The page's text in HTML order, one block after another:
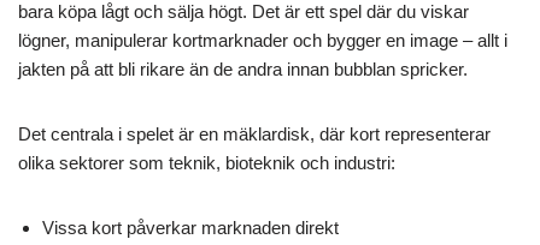
bara köpa lågt och sälja högt. Det är ett spel där du viskar
lögner, manipulerar kortmarknader och bygger en image – allt i
jakten på att bli rikare än de andra innan bubblan spricker.
Det centrala i spelet är en mäklardisk, där kort representerar
olika sektorer som teknik, bioteknik och industri:
Vissa kort påverkar marknaden direkt